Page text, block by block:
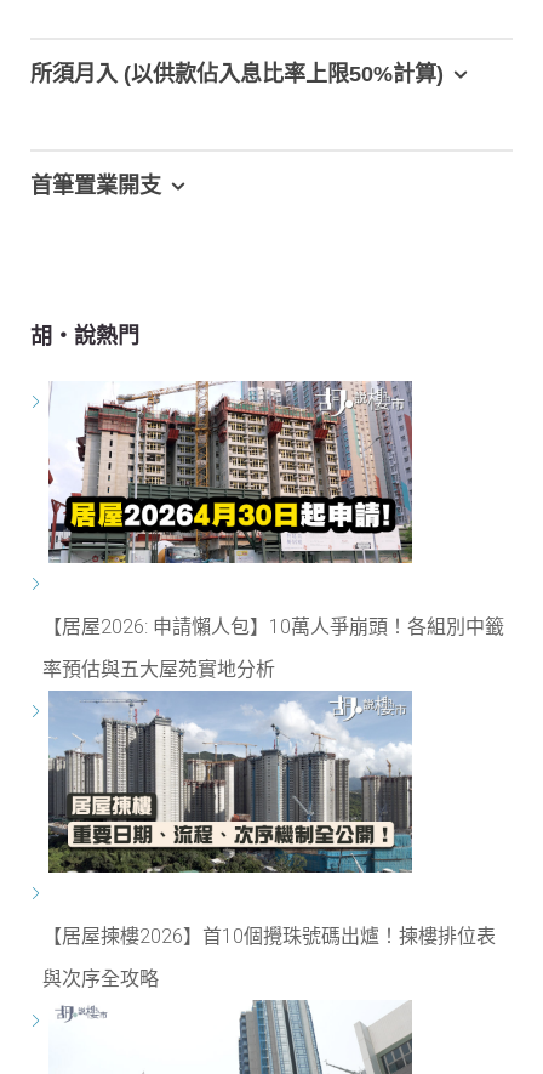
所須月入 (以供款佔入息比率上限50%計算)
首筆置業開支
胡‧說熱門
【居屋2026: 申請懶人包】10萬人爭崩頭！各組別中籤
率預估與五大屋苑實地分析
【居屋揀樓2026】首10個攪珠號碼出爐！揀樓排位表
與次序全攻略